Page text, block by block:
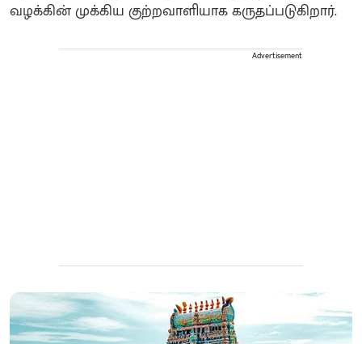
வழக்கின் முக்கிய குற்றவாளியாக கருதப்படுகிறார்.
Advertisement